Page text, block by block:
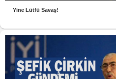
Yine Lütfü Savaş!